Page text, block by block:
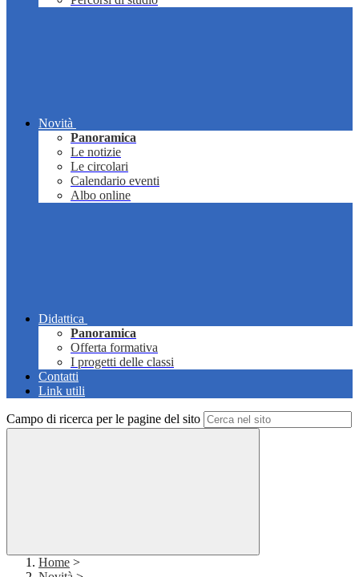
Novità
Panoramica
Le notizie
Le circolari
Calendario eventi
Albo online
Didattica
Panoramica
Offerta formativa
I progetti delle classi
Contatti
Link utili
Campo di ricerca per le pagine del sito
Home >